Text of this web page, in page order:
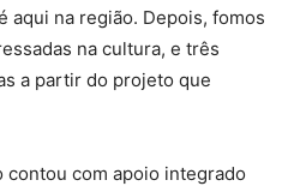
aqui na região. Depois, fomos
na cultura, e três
a partir do projeto que
contou com apoio integrado